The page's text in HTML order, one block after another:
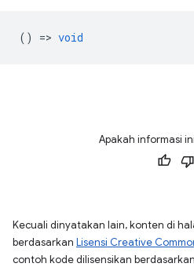
() => void
Apakah informasi
Kecuali dinyatakan lain, konten di
berdasarkan Lisensi Creative
contoh kode dilisensikan berdasarkan